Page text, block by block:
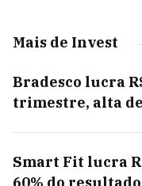
Mais de Invest
Bradesco lucra
trimestre, alta
Smart Fit lucra